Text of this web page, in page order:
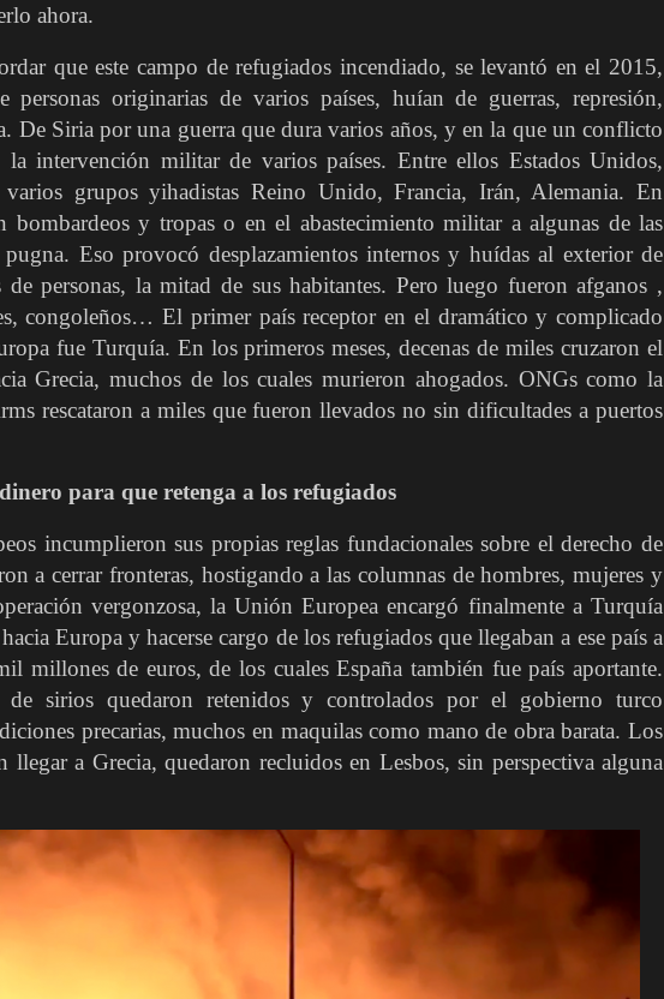
ahora.
que este campo de refugiados incendiado, se levantó en el 2015,
personas originarias de varios países, huían de guerras, represión,
De Siria por una guerra que dura varios años, y en la que un conflicto
intervención militar de varios países. Entre ellos Estados Unidos,
grupos yihadistas Reino Unido, Francia, Irán, Alemania. En
bombardeos y tropas o en el abastecimiento militar a algunas de las
pugna. Eso provocó desplazamientos internos y huídas al exterior de
personas, la mitad de sus habitantes. Pero luego fueron afganos ,
congoleños… El primer país receptor en el dramático y complicado
fue Turquía. En los primeros meses, decenas de miles cruzaron el
Grecia, muchos de los cuales murieron ahogados. ONGs como la
rescataron a miles que fueron llevados no sin dificultades a puertos
para que retenga a los refugiados
incumplieron sus propias reglas fundacionales sobre el derecho de
a cerrar fronteras, hostigando a las columnas de hombres, mujeres y
vergonzosa, la Unión Europea encargó finalmente a Turquía
Europa y hacerse cargo de los refugiados que llegaban a ese país a
millones de euros, de los cuales España también fue país aportante.
de sirios quedaron retenidos y controlados por el gobierno turco
precarias, muchos en maquilas como mano de obra barata. Los
llegar a Grecia, quedaron recluidos en Lesbos, sin perspectiva alguna